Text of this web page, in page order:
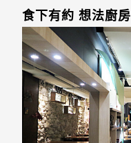
食下有約 想法廚房